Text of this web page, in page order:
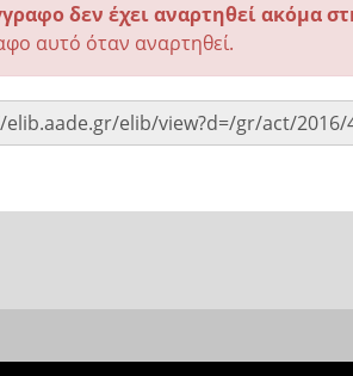
δεν έχει αναρτηθεί ακόμα
αυτό όταν αναρτηθεί.